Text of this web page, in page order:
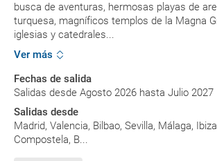
busca de aventuras, hermosas playas de
turquesa, magníficos templos de la Magna
iglesias y catedrales...
Ver más
Fechas de salida
Salidas desde Agosto 2026 hasta Julio 2027
Salidas desde
Madrid, Valencia, Bilbao, Sevilla, Málaga,
Compostela, B...